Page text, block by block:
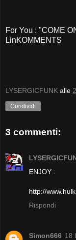
For You : "COME
LinKOMMENTS
LYSERGICFUNK alle
Condividi
3 commenti:
ENJOY :
http://
Rispondi
Simon666 18